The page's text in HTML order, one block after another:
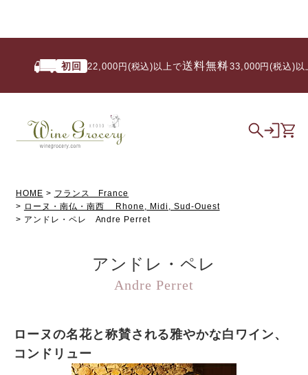
初回 22,000円(税込)以上で 送料無料/ 33,000円(税込)以上で
HOME
フランス France
ローヌ・南仏・南西 Rhone, Midi, Sud-Ouest
アンドレ・ペレ Andre Perret
アンドレ・ペレ
Andre Perret
ローヌの名花と称賛される雅やかな白ワイン、
コンドリュー